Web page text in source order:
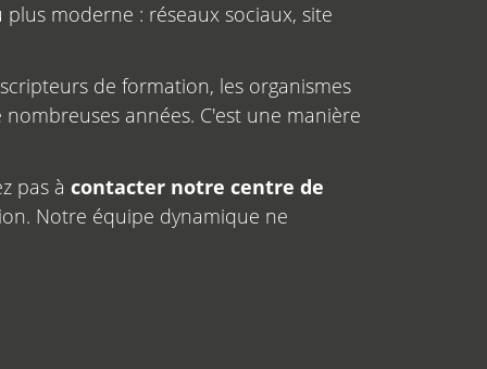
moderne : réseaux sociaux, site
de formation, les organismes
années. C'est une manière
pas à contacter notre centre de
Notre équipe dynamique ne